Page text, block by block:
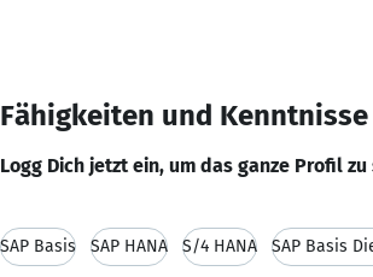
Fähigkeiten und Kenntnisse
Logg Dich jetzt ein, um das ganze Profil zu
SAP Basis SAP HANA S/4 HANA SAP Basis